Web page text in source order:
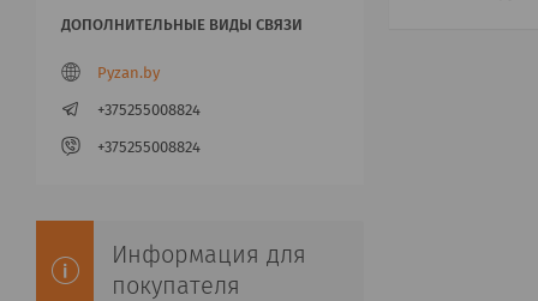
Pyzan.by
+375255008824
+375255008824
Информация для
покупателя